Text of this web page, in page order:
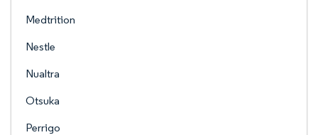
Medtrition
Nestle
Nualtra
Otsuka
Perrigo